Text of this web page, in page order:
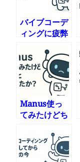
バイブコーデ
ィングに疲弊
Manus使っ
てみたけどち
たか?